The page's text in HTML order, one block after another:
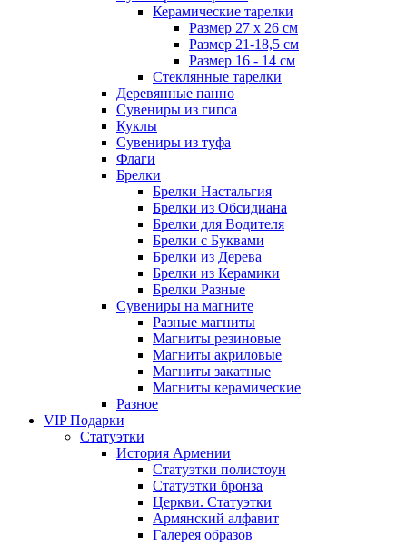
Керамические тарелки
Размер 27 х 26 см
Размер 21-18,5 см
Размер 16 - 14 см
Стеклянные тарелки
Деревянные панно
Сувениры из гипса
Куклы
Сувениры из туфа
Флаги
Брелки
Брелки Настальгия
Брелки из Обсидиана
Брелки для Водителя
Брелки с Буквами
Брелки из Дерева
Брелки из Керамики
Брелки Разные
Сувениры на магните
Разные магниты
Магниты резиновые
Магниты акриловые
Магниты закатные
Магниты керамические
Разное
VIP Подарки
Статуэтки
История Армении
Статуэтки полистоун
Статуэтки бронза
Церкви. Статуэтки
Армянский алфавит
Галерея образов